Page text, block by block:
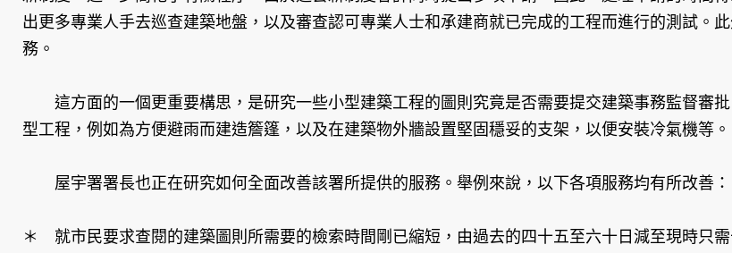
出更多專業人手去巡查建築地盤，以及審查認可專業人士和承建商就已完成的工程而進行的測試。
務。
這方面的一個更重要構思，是研究一些小型建築工程的圖則究竟是否需要提交建築事務監督審
型工程，例如為方便避雨而建造簷篷，以及在建築物外牆設置堅固穩妥的支架，以便安裝冷氣機等。
屋宇署署長也正在研究如何全面改善該署所提供的服務。舉例來說，以下各項服務均有所改善：
＊ 就市民要求查閱的建築圖則所需要的檢索時間剛已縮短，由過去的四十五至六十日減至現時只